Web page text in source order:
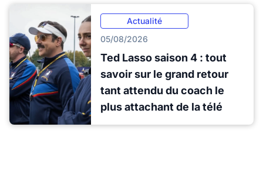
Actualité
05/08/2026
Ted Lasso saison 4 : tout
savoir sur le grand retour
tant attendu du coach le
plus attachant de la télé